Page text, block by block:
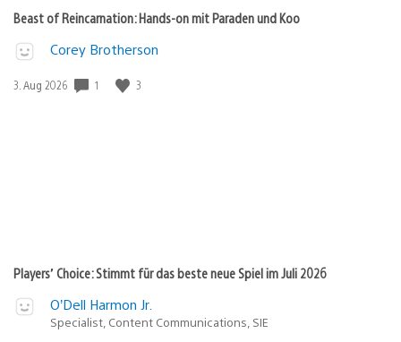
Beast of Reincarnation: Hands-on mit Paraden und Koo
Corey Brotherson
Veröffentlichungsdatum:
3. Aug 2026 1 3
Players’ Choice: Stimmt für das beste neue Spiel im Juli 2026
O’Dell Harmon Jr.
Specialist, Content Communications, SIE